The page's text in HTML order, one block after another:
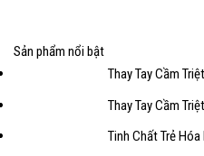
Sản phẩm nổi bật
Thay Tay Cầm
Thay Tay Cầm
Tinh Chất Trẻ Hóa